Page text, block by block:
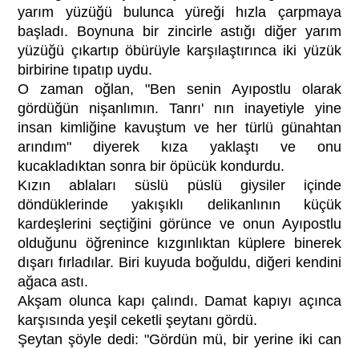
yarım yüzüğü bulunca yüreği hızla çarpmaya
başladı. Boynuna bir zincirle astığı diğer yarım
yüzüğü çıkartıp öbürüyle karşılaştırınca iki yüzük
birbirine tıpatıp uydu.
O zaman oğlan, "Ben senin Ayıpostlu olarak
gördüğün nişanlımın. Tanrı' nın inayetiyle yine
insan kimliğine kavuştum ve her türlü günahtan
arındım" diyerek kıza yaklaştı ve onu
kucakladıktan sonra bir öpücük kondurdu.
Kızın ablaları süslü püslü giysiler içinde
döndüklerinde yakışıklı delikanlının küçük
kardeşlerini seçtiğini görünce ve onun Ayıpostlu
olduğunu öğrenince kızgınlıktan küplere binerek
dışarı fırladılar. Biri kuyuda boğuldu, diğeri kendini
ağaca astı.
Akşam olunca kapı çalındı. Damat kapıyı açınca
karşısında yeşil ceketli şeytanı gördü.
Şeytan şöyle dedi: "Gördün mü, bir yerine iki can